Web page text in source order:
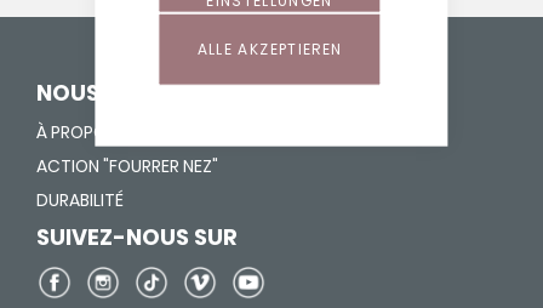
ALLE AKZEPTIEREN
NOUS DONNONS UNE VIE
À PROPOS DE NOUS
ACTION "FOURRER NEZ"
DURABILITÉ
SUIVEZ-NOUS SUR